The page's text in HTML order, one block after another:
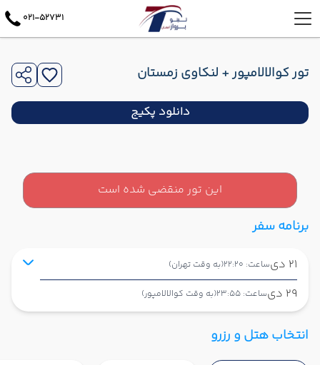
021-52731
تور کوالالامپور + لنکاوی زمستان
دانلود پکیج
این تور منقضی شده است
برنامه سفر
21 دی ساعت: 22:20 (به وقت تهران)
29 دی ساعت: 23:55 (به وقت کوالالامپور)
شروع سفر تهران ,
انتخاب هتل و رزرو